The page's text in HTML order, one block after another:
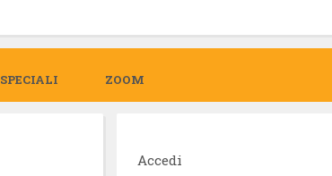
SPECIALI ZOOM
Accedi